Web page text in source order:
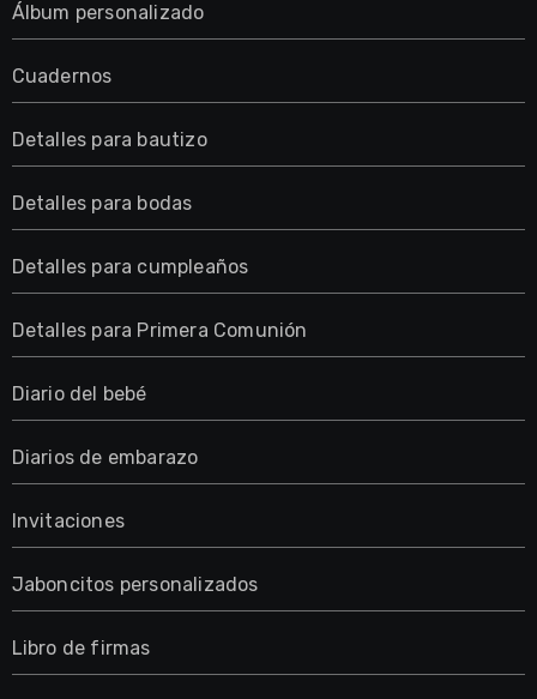
Álbum personalizado
Cuadernos
Detalles para bautizo
Detalles para bodas
Detalles para cumpleaños
Detalles para Primera Comunión
Diario del bebé
Diarios de embarazo
Invitaciones
Jaboncitos personalizados
Libro de firmas